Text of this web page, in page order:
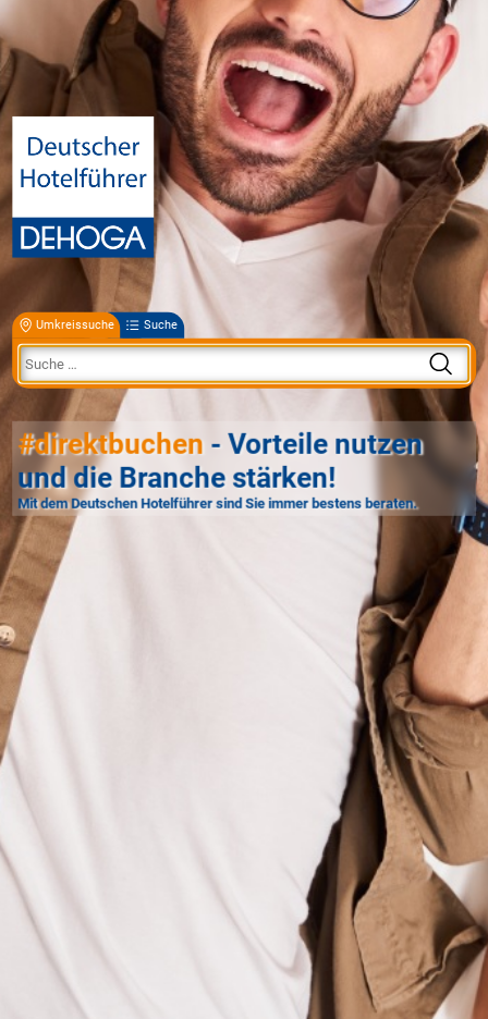
Umkreissuche Suche
#direktbuchen - Vorteile nutzen
und die Branche stärken!
Mit dem Deutschen Hotelführer sind Sie immer bestens beraten.